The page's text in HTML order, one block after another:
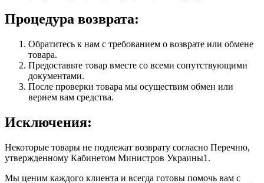
Процедура возврата:
Обратитесь к нам с требованием о возврате или обмене
товара.
Предоставьте товар вместе со всеми сопутствующими
документами.
После проверки товара мы осуществим обмен или
вернем вам средства.
Исключения:
Некоторые товары не подлежат возврату согласно Перечню,
утвержденному Кабинетом Министров Украины1.
Мы ценим каждого клиента и всегда готовы помочь вам с